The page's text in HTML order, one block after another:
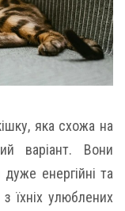
яка схожа на
варіант. Вони
енергійні та
їхніх улюблених